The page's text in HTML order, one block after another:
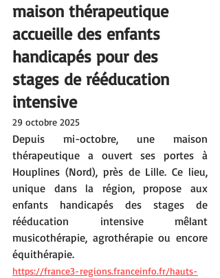
maison thérapeutique
accueille des enfants
handicapés pour des
stages de rééducation
intensive
29 octobre 2025
Depuis mi-octobre, une maison
thérapeutique a ouvert ses portes à
Houplines (Nord), près de Lille. Ce lieu,
unique dans la région, propose aux
enfants handicapés des stages de
rééducation intensive mêlant
musicothérapie, agrothérapie ou encore
équithérapie.
https://france3-regions.franceinfo.fr/hauts-